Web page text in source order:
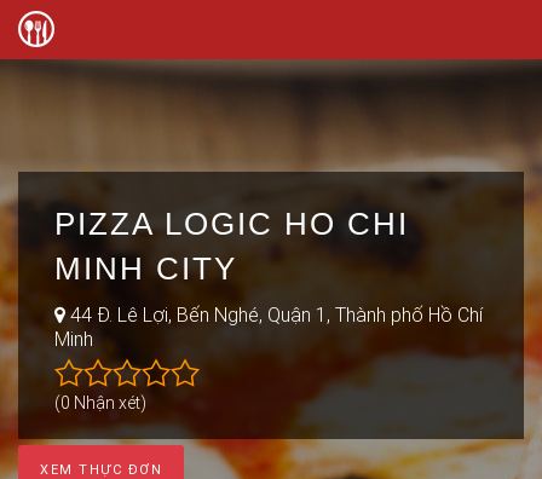
PIZZA LOGIC HO CHI
MINH CITY
44 Đ. Lê Lợi, Bến Nghé, Quận 1, Thành phố Hồ Chí
Minh
(0 Nhận xét)
XEM THỰC ĐƠN